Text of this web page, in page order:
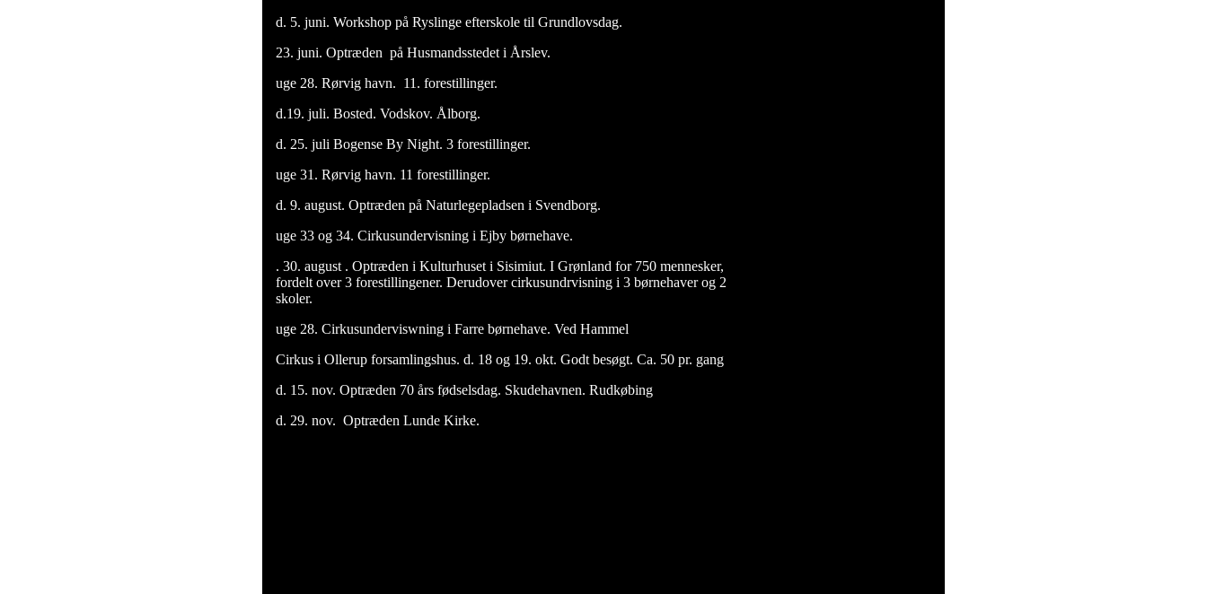
d. 5. juni. Workshop på Ryslinge efterskole til Grundlovsdag.
23. juni. Optræden på Husmandsstedet i Årslev.
uge 28. Rørvig havn. 11. forestillinger.
d.19. juli. Bosted. Vodskov. Ålborg.
d. 25. juli Bogense By Night. 3 forestillinger.
uge 31. Rørvig havn. 11 forestillinger.
d. 9. august. Optræden på Naturlegepladsen i Svendborg.
uge 33 og 34. Cirkusundervisning i Ejby børnehave.
. 30. august . Optræden i Kulturhuset i Sisimiut. I Grønland for 750 mennesker,
fordelt over 3 forestillingener. Derudover cirkusundrvisning i 3 børnehaver og 2
skoler.
uge 28. Cirkusunderviswning i Farre børnehave. Ved Hammel
Cirkus i Ollerup forsamlingshus. d. 18 og 19. okt. Godt besøgt. Ca. 50 pr. gang
d. 15. nov. Optræden 70 års fødselsdag. Skudehavnen. Rudkøbing
d. 29. nov. Optræden Lunde Kirke.